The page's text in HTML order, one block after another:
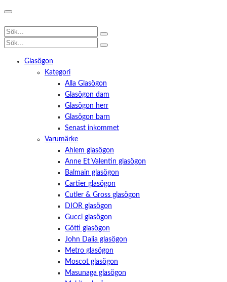
Glasögon
Kategori
Alla Glasögon
Glasögon dam
Glasögon herr
Glasögon barn
Senast inkommet
Varumärke
Ahlem glasögon
Anne Et Valentin glasögon
Balmain glasögon
Cartier glasögon
Cutler & Gross glasögon
DIOR glasögon
Gucci glasögon
Götti glasögon
John Dalia glasögon
Metro glasögon
Moscot glasögon
Masunaga glasögon